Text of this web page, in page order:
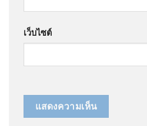
เว็บไซต์